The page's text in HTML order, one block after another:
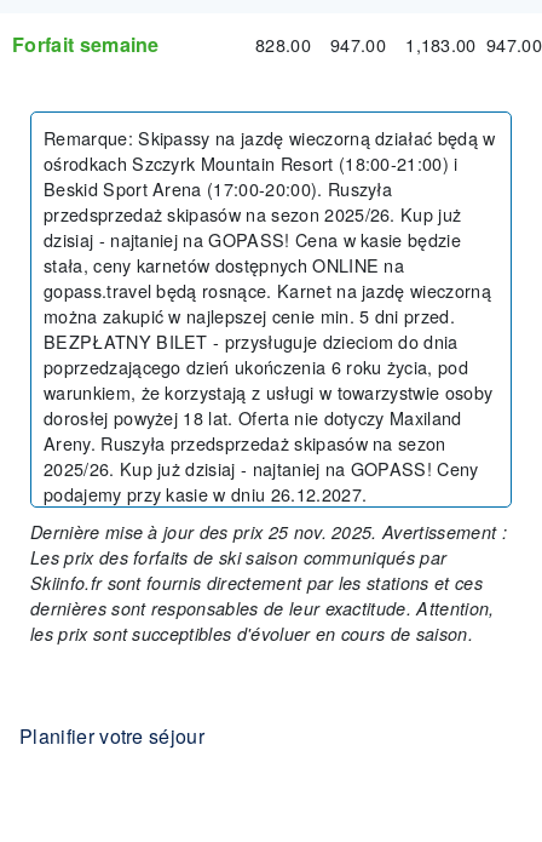
Forfait semaine 828.00 947.00 1,183.00 947.00
Remarque:Skipassy na jazdę wieczorną działać będą w
ośrodkach Szczyrk Mountain Resort (18:00-21:00) i
Beskid Sport Arena (17:00-20:00). Ruszyła
przedsprzedaż skipasów na sezon 2025/26. Kup już
dzisiaj - najtaniej na GOPASS! Cena w kasie będzie
stała, ceny karnetów dostępnych ONLINE na
gopass.travel będą rosnące. Karnet na jazdę wieczorną
można zakupić w najlepszej cenie min. 5 dni przed.
BEZPŁATNY BILET - przysługuje dzieciom do dnia
poprzedzającego dzień ukończenia 6 roku życia, pod
warunkiem, że korzystają z usługi w towarzystwie osoby
dorosłej powyżej 18 lat. Oferta nie dotyczy Maxiland
Areny. Ruszyła przedsprzedaż skipasów na sezon
2025/26. Kup już dzisiaj - najtaniej na GOPASS! Ceny
podajemy przy kasie w dniu 26.12.2027.
Dernière mise à jour des prix 25 nov. 2025. Avertissement :
Les prix des forfaits de ski saison communiqués par
Skiinfo.fr sont fournis directement par les stations et ces
dernières sont responsables de leur exactitude. Attention,
les prix sont succeptibles d'évoluer en cours de saison.
Planifier votre séjour